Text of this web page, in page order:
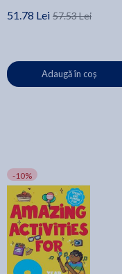
51.78 Lei 57.53 Lei
Adaugă în coș
-10%